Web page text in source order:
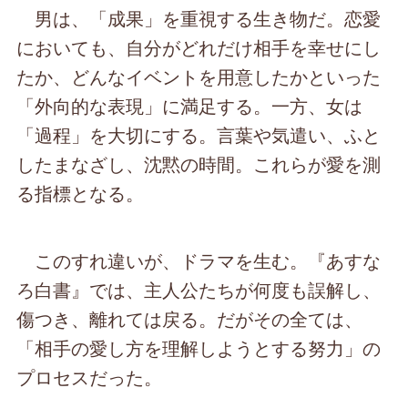
男は、「成果」を重視する生き物だ。恋愛
においても、自分がどれだけ相手を幸せにし
たか、どんなイベントを用意したかといった
「外向的な表現」に満足する。一方、女は
「過程」を大切にする。言葉や気遣い、ふと
したまなざし、沈黙の時間。これらが愛を測
る指標となる。
このすれ違いが、ドラマを生む。『あすな
ろ白書』では、主人公たちが何度も誤解し、
傷つき、離れては戻る。だがその全ては、
「相手の愛し方を理解しようとする努力」の
プロセスだった。